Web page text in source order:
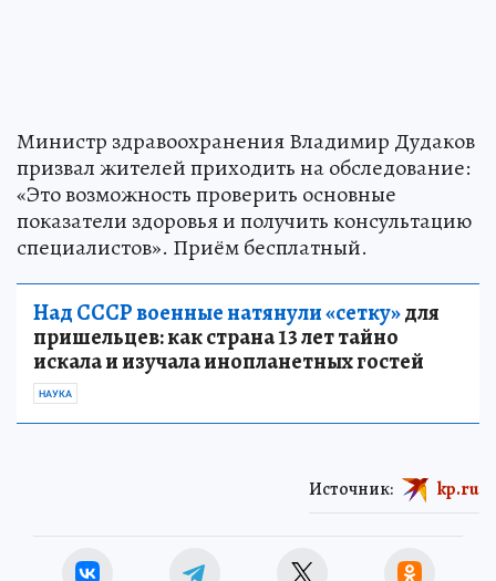
Министр здравоохранения Владимир Дудаков
призвал жителей приходить на обследование:
«Это возможность проверить основные
показатели здоровья и получить консультацию
специалистов». Приём бесплатный.
Над СССР военные натянули «сетку»для
пришельцев: как страна 13 лет тайно
искала и изучала инопланетных гостей
НАУКА
Источник: kp.ru